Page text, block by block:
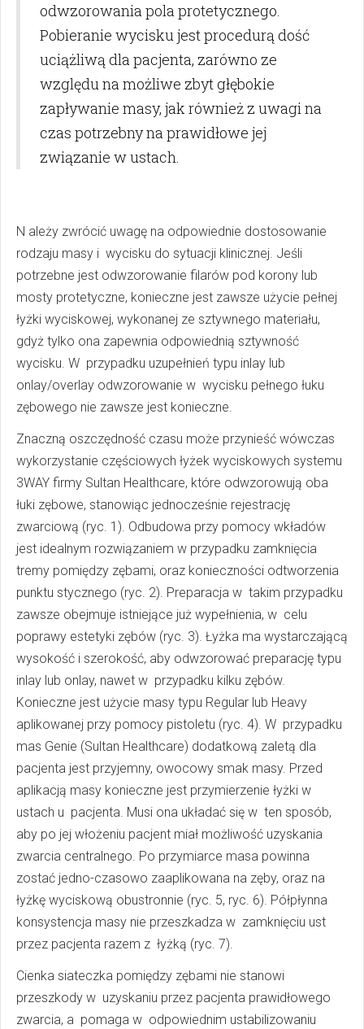
odwzorowania pola protetycznego.
Pobieranie wycisku jest procedurą dość
uciążliwą dla pacjenta, zarówno ze
względu na możliwe zbyt głębokie
zapływanie masy, jak również z uwagi na
czas potrzebny na prawidłowe jej
związanie w ustach.
N ależy zwrócić uwagę na odpowiednie dostosowanie
rodzaju masy i wycisku do sytuacji klinicznej. Jeśli
potrzebne jest odwzorowanie filarów pod korony lub
mosty protetyczne, konieczne jest zawsze użycie pełnej
łyżki wyciskowej, wykonanej ze sztywnego materiału,
gdyż tylko ona zapewnia odpowiednią sztywność
wycisku. W przypadku uzupełnień typu inlay lub
onlay/overlay odwzorowanie w wycisku pełnego łuku
zębowego nie zawsze jest konieczne.
Znaczną oszczędność czasu może przynieść wówczas
wykorzystanie częściowych łyżek wyciskowych systemu
3WAY firmy Sultan Healthcare, które odwzorowują oba
łuki zębowe, stanowiąc jednocześnie rejestrację
zwarciową (ryc. 1). Odbudowa przy pomocy wkładów
jest idealnym rozwiązaniem w przypadku zamknięcia
tremy pomiędzy zębami, oraz konieczności odtworzenia
punktu stycznego (ryc. 2). Preparacja w takim przypadku
zawsze obejmuje istniejące już wypełnienia, w celu
poprawy estetyki zębów (ryc. 3). Łyżka ma wystarczającą
wysokość i szerokość, aby odwzorować preparację typu
inlay lub onlay, nawet w przypadku kilku zębów.
Konieczne jest użycie masy typu Regular lub Heavy
aplikowanej przy pomocy pistoletu (ryc. 4). W przypadku
mas Genie (Sultan Healthcare) dodatkową zaletą dla
pacjenta jest przyjemny, owocowy smak masy. Przed
aplikacją masy konieczne jest przymierzenie łyżki w
ustach u pacjenta. Musi ona układać się w ten sposób,
aby po jej włożeniu pacjent miał możliwość uzyskania
zwarcia centralnego. Po przymiarce masa powinna
zostać jedno-czasowo zaaplikowana na zęby, oraz na
łyżkę wyciskową obustronnie (ryc. 5, ryc. 6). Półpłynna
konsystencja masy nie przeszkadza w zamknięciu ust
przez pacjenta razem z łyżką (ryc. 7).
Cienka siateczka pomiędzy zębami nie stanowi
przeszkody w uzyskaniu przez pacjenta prawidłowego
zwarcia, a pomaga w odpowiednim ustabilizowaniu